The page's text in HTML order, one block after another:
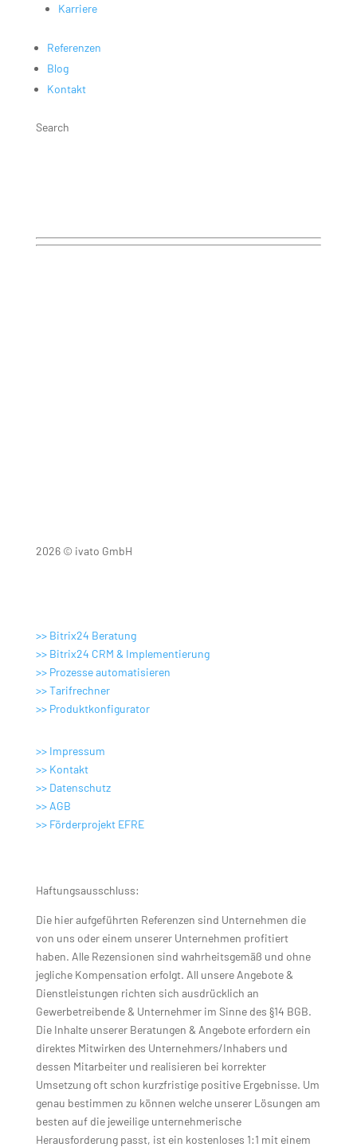
Karriere
Referenzen
Blog
Kontakt
Search
2026 © ivato GmbH
>> Bitrix24 Beratung
>> Bitrix24 CRM & Implementierung
>> Prozesse automatisieren
>>Tarifrechner
>> Produktkonfigurator
>> Impressum
>> Kontakt
>> Datenschutz
>> AGB
>> Förderprojekt EFRE
Haftungsausschluss:
Die hier aufgeführten Referenzen sind Unternehmen die
von uns oder einem unserer Unternehmen profitiert
haben. Alle Rezensionen sind wahrheitsgemäß und ohne
jegliche Kompensation erfolgt. All unsere Angebote &
Dienstleistungen richten sich ausdrücklich an
Gewerbetreibende & Unternehmer im Sinne des §14 BGB.
Die Inhalte unserer Beratungen & Angebote erfordern ein
direktes Mitwirken des Unternehmers/Inhabers und
dessen Mitarbeiter und realisieren bei korrekter
Umsetzung oft schon kurzfristige positive Ergebnisse. Um
genau bestimmen zu können welche unserer Lösungen am
besten auf die jeweilige unternehmerische
Herausforderung passt, ist ein kostenloses 1:1 mit einem